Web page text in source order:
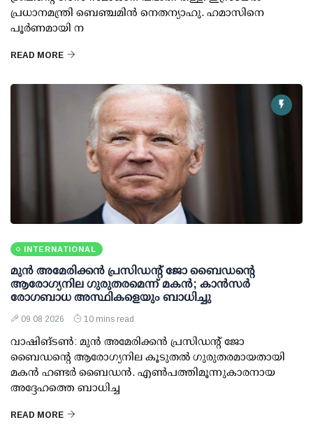
പ്രധാനമന്ത്രി ബെഞ്ചമിന്‍ നെതന്യാഹു. ഹമാസിനെ
പൂര്‍ണമായി ന
READ MORE
INTERNATIONAL
മുന്‍ അമേരിക്കന്‍ പ്രസിഡന്റ് ജോ ബൈഡന്റെ
ആരോഗ്യനില ഗുരുതരമെന്ന് മകന്‍; കാന്‍സര്‍
രോഗബാധ അസ്ഥികളെയും ബാധിച്ചു
09 08 2026 10 mins read
വാഷിങ്ടണ്‍: മുന്‍ അമേരിക്കന്‍ പ്രസിഡന്റ് ജോ
ബൈഡന്റെ ആരോഗ്യനില കൂടുതല്‍ ഗുരുതരമായതായി
മകന്‍ ഹണ്ടര്‍ ബൈഡന്‍. എണ്‍പത്തിമൂന്നുകാരനായ
അദ്ദേഹത്തെ ബാധിച്ച
READ MORE